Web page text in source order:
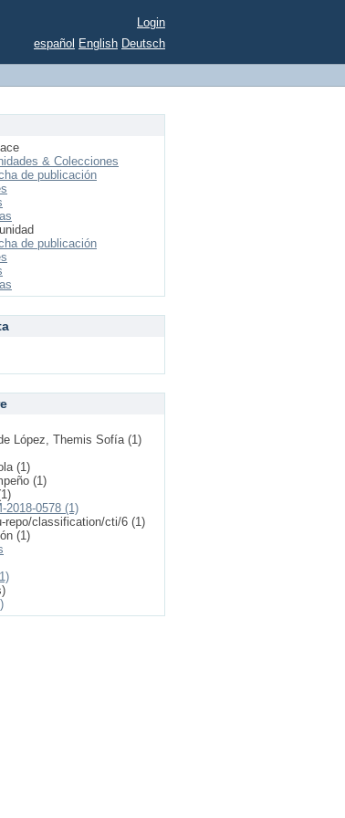
Login
español English Deutsch
& Colecciones
de publicación
de publicación
López, Themis Sofía (1)
(1)
(1)
2018-0578 (1)
repo/classification/cti/6 (1)
(1)